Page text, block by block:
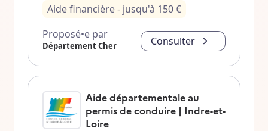
Aide financière- jusqu'à 150€
Proposé•e par
Département Cher Consulter
Aide départementale au
permis de conduire | Indre-et-
Loire